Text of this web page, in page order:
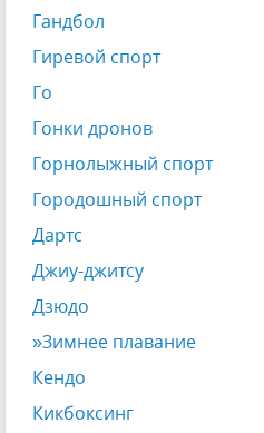
Гандбол
Гиревой спорт
Го
Гонки дронов
Горнолыжный спорт
Городошный спорт
Дартс
Джиу-джитсу
Дзюдо
»Зимнее плавание
Кендо
Кикбоксинг